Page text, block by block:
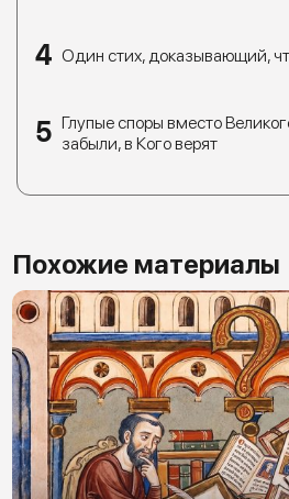
Один стих, доказывающий,
Глупые споры вместо
забыли, в Кого верят
Похожие материалы